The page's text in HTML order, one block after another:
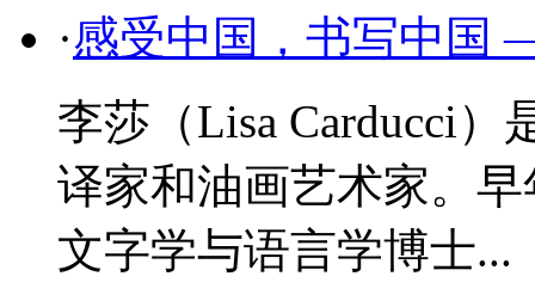
·感受中国，书写中国
李莎（Lisa Carducci
译家和油画艺术家。
文字学与语言学博士...